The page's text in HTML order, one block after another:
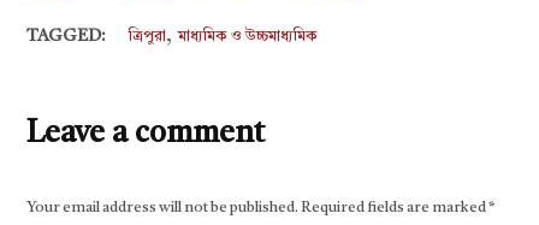
TAGGED: ত্রিপুরা ,মাধ্যমিক ও উচ্চমাধ্যমিক
Leave a comment
Your email address will not be published. Required fields are marked*